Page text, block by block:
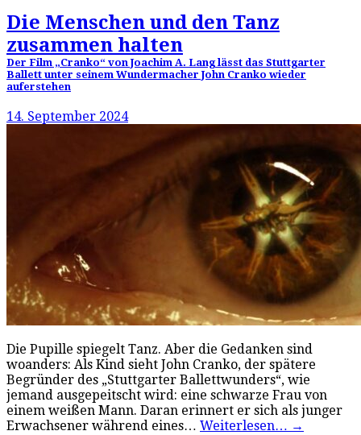
Die Menschen und den Tanz
zusammen halten
Der Film „Cranko“ von Joachim A. Lang lässt das Stuttgarter
Ballett unter seinem Wundermacher John Cranko wieder
auferstehen
14. September 2024
Die Pupille spiegelt Tanz. Aber die Gedanken sind
woanders: Als Kind sieht John Cranko, der spätere
Begründer des „Stuttgarter Ballettwunders“, wie
jemand ausgepeitscht wird: eine schwarze Frau von
einem weißen Mann. Daran erinnert er sich als junger
Erwachsener während eines… Weiterlesen… →